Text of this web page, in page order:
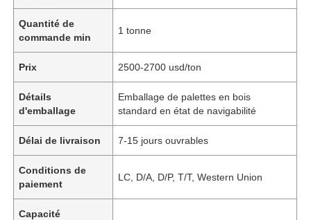
Quantité de
commande min
1 tonne
Prix 2500-2700 usd/ton
Détails
d'emballage
Emballage de palettes en bois
standard en état de navigabilité
Délai de livraison 7-15 jours ouvrables
Conditions de
paiement
LC, D/A, D/P, T/T, Western Union
Capacité